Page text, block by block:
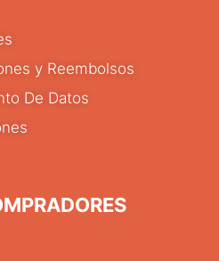
y Reembolsos
De Datos